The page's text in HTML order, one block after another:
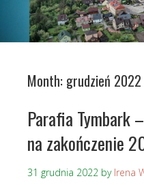
Month: grudzień 2022
Parafia Tymbark
na zakończenie
31 grudnia 2022 by Irena